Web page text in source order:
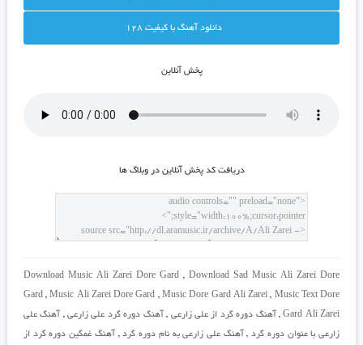
دانلود آهنگ با کيفيت 128
پخش آنلاين
دريافت کد پخش آنلاين در وبلاگ ها
Download Music Ali Zarei Dore Gard ,Download Sad Music Ali Zarei Dore
Gard,Music Ali Zarei Dore Gard ,Music Dore Gard Ali Zarei , Music Text Dore
Gard Ali Zarei
, آهنگ دوره گرد از علی زارعی , آهنگ دوره گرد علی زارعی, آهنگ علی
زارعی با عنوان دوره گرد, آهنگ علی زارعی به نام دوره گرد, آهنگ غمگین دوره گرد از